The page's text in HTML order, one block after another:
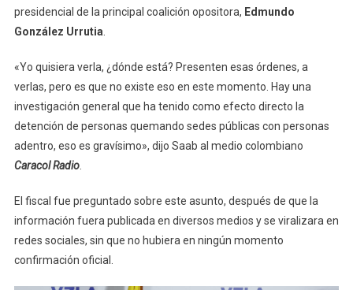
presidencial de la principal coalición opositora, Edmundo
González Urrutia.
«Yo quisiera verla, ¿dónde está? Presenten esas órdenes, a
verlas, pero es que no existe eso en este momento. Hay una
investigación general que ha tenido como efecto directo la
detención de personas quemando sedes públicas con personas
adentro, eso es gravísimo», dijo Saab al medio colombiano
Caracol Radio.
El fiscal fue preguntado sobre este asunto, después de que la
información fuera publicada en diversos medios y se viralizara en
redes sociales, sin que no hubiera en ningún momento
confirmación oficial.